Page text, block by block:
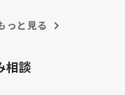
っと見る
相談